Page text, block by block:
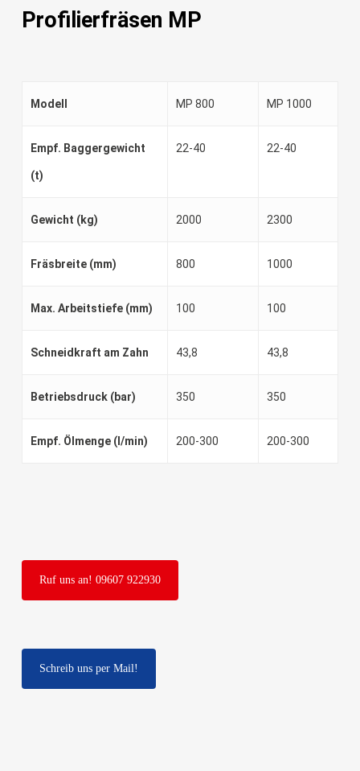
Profilierfräsen MP
Modell MP 800 MP 1000
Empf. Baggergewicht
(t)
22-40 22-40
Gewicht (kg) 2000 2300
Fräsbreite (mm) 800 1000
Max. Arbeitstiefe (mm) 100 100
Schneidkraft am Zahn 43,8 43,8
Betriebsdruck (bar) 350 350
Empf. Ölmenge (l/min) 200-300 200-300
Ruf uns an! 09607 922930
Schreib uns per Mail!